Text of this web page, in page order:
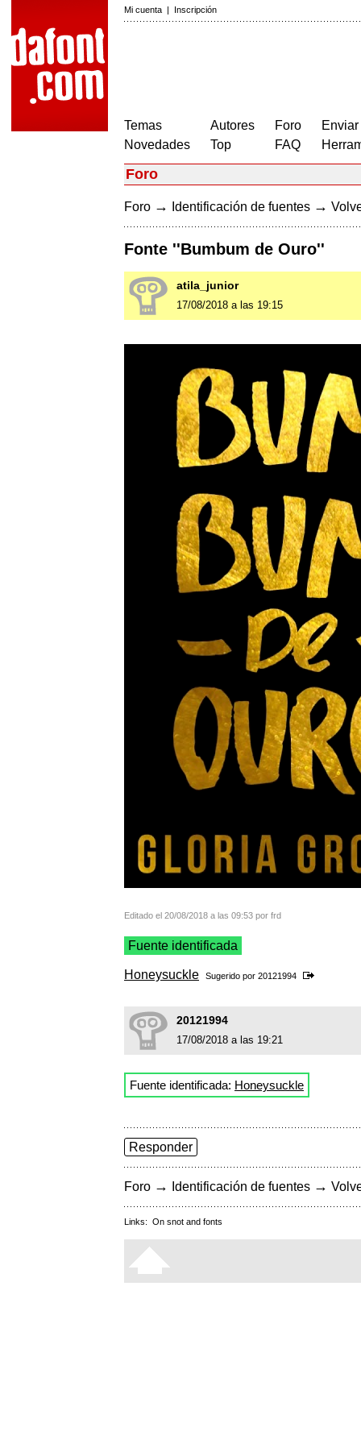
Mi cuenta | Inscripción
Temas
Novedades
Autores
Top
Foro
FAQ
Foro
Foro → Identificación de fuentes →
Fonte ''Bumbum de Ouro''
atila_junior
17/08/2018 a las 19:15
Editado el 20/08/2018 a las 09:53 por frd
Fuente identificada
Honeysuckle Sugerido por 20121994
20121994
17/08/2018 a las 19:21
Fuente identificada: Honeysuckle
Responder
Foro → Identificación de fuentes →
Links: On snot and fonts